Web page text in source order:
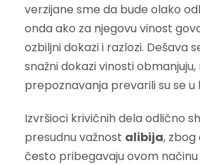
verzijane sme da bude olako
onda ako za njegovu vinost
ozbiljni dokazi i razlozi. Dešava
snažni dokazi vinosti
prepoznavanja prevarili su se u
Izvršioci krivičnih dela odlično
presudnu važnost alibija,
često pribegavaju ovom